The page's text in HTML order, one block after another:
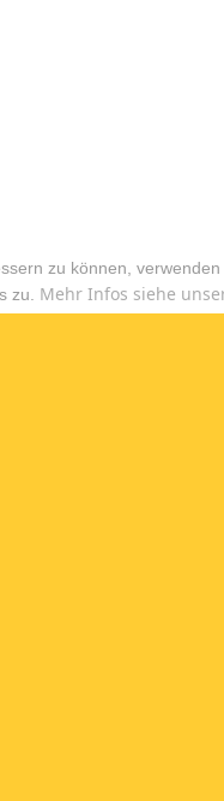
zu können, verwenden
zu. Mehr Infos siehe